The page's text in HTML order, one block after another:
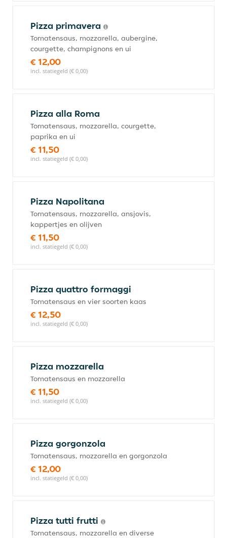
Pizza primavera
Tomatensaus, mozzarella, aubergine,
courgette, champignons en ui
€ 12,00
incl. statiegeld (€ 0,00)
Pizza alla Roma
Tomatensaus, mozzarella, courgette,
paprika en ui
€ 11,50
incl. statiegeld (€ 0,00)
Pizza Napolitana
Tomatensaus, mozzarella, ansjovis,
kappertjes en olijven
€ 11,50
incl. statiegeld (€ 0,00)
Pizza quattro formaggi
Tomatensaus en vier soorten kaas
€ 12,50
incl. statiegeld (€ 0,00)
Pizza mozzarella
Tomatensaus en mozzarella
€ 11,50
incl. statiegeld (€ 0,00)
Pizza gorgonzola
Tomatensaus, mozzarella en gorgonzola
€ 12,00
incl. statiegeld (€ 0,00)
Pizza tutti frutti
Tomatensaus, mozzarella en diverse